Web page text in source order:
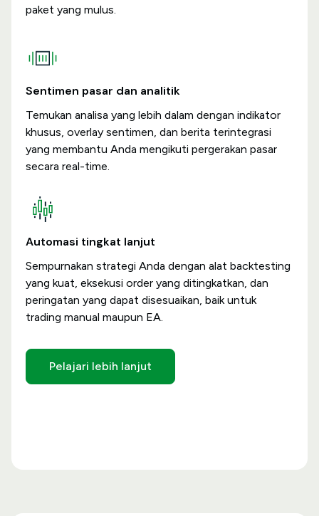
paket yang mulus.
Sentimen pasar dan analitik
Temukan analisa yang lebih dalam dengan indikator
khusus, overlay sentimen, dan berita terintegrasi
yang membantu Anda mengikuti pergerakan pasar
secara real-time.
Automasi tingkat lanjut
Sempurnakan strategi Anda dengan alat backtesting
yang kuat, eksekusi order yang ditingkatkan, dan
peringatan yang dapat disesuaikan, baik untuk
trading manual maupun EA.
Pelajari lebih lanjut